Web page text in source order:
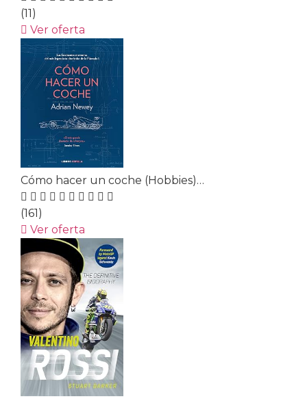
(11)
Ver oferta
Cómo hacer un coche (Hobbies)…
(161)
Ver oferta